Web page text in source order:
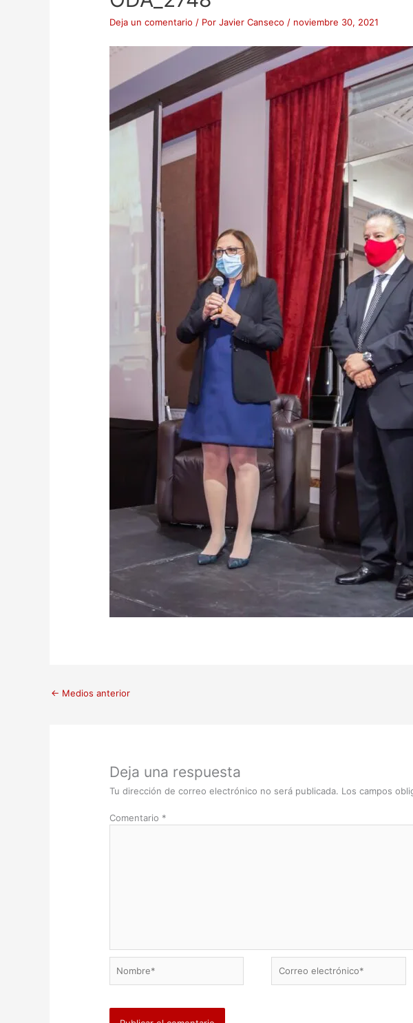
Deja un comentario / Por Javier Canseco / noviembre 30, 2021
← Medios anterior
Deja una respuesta
Tu dirección de correo electrónico no será publicada. Los campos
Comentario *
electrónico*